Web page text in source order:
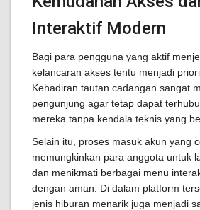
Interaktif Modern
Bagi para pengguna yang aktif
kelancaran akses tentu menjadi
Kehadiran tautan cadangan sangat
pengunjung agar tetap dapat
mereka tanpa kendala teknis yang
Selain itu, proses masuk akun yang
memungkinkan para anggota untuk
dan menikmati berbagai menu
dengan aman. Di dalam platform
jenis hiburan menarik juga menjadi